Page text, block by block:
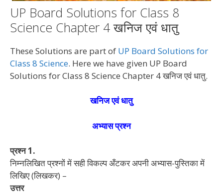
UP Board Solutions for Class 8
Science Chapter 4 खनिज एवं धातु
These Solutions are part of UP Board Solutions for
Class 8 Science. Here we have given UP Board
Solutions for Class 8 Science Chapter 4 खनिज एवं धातु.
खनिज एवं धातु
अभ्यास प्रश्न
प्रश्न 1.
निम्नलिखित प्रश्नों में सही विकल्प अँटकर अपनी अभ्यास-पुस्तिका में
लिखिए (लिखकर) –
उत्तर